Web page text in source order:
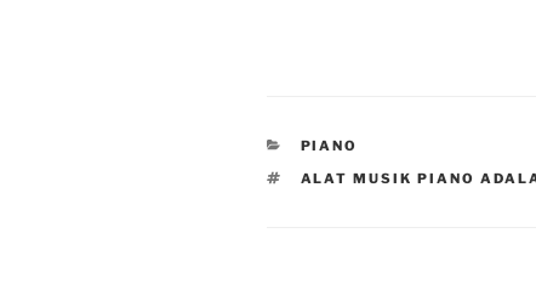
CATEGORIES
PIANO
TAGS
ALAT MUSIK PIANO